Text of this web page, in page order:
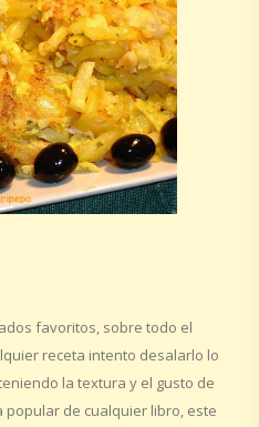
favoritos, sobre todo el
receta intento desalarlo lo
la textura y el gusto de
popular de cualquier libro, este